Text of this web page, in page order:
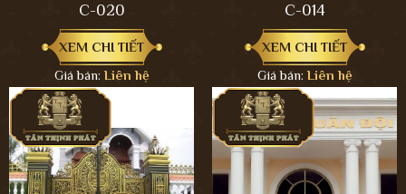
C-020
XEM CHI TIẾT
Giá bán:Liên hệ
C-014
XEM CHI TIẾT
Giá bán:Liên hệ